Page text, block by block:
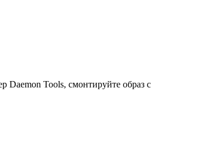
Daemon Tools, смонтируйте образ с